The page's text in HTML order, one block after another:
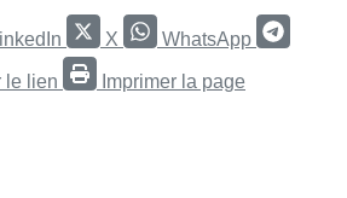
X WhatsApp
le lien Imprimer la page